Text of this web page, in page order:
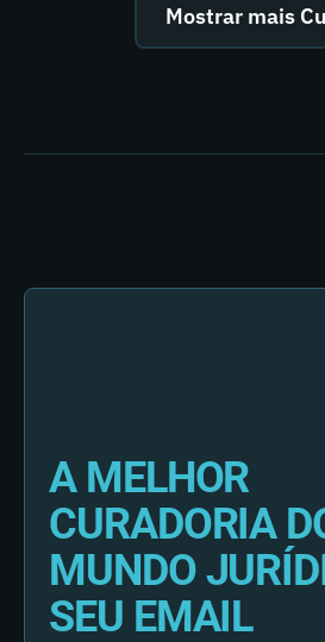
Mostrar mais
A MELHOR
CURADORIA
MUNDO
SEU EMAIL